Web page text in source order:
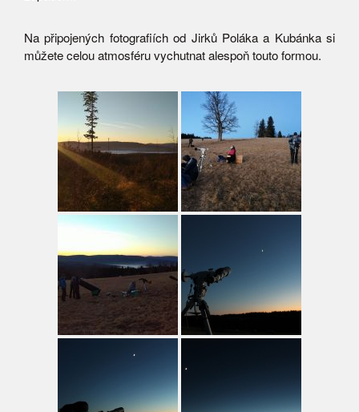
Na připojených fotografiích od Jirků Poláka a Kubánka si
můžete celou atmosféru vychutnat alespoň touto formou.